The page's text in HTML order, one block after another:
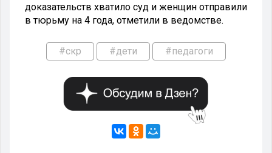
доказательств хватило суд и женщин отправили
в тюрьму на 4 года, отметили в ведомстве.
#скр #дети #педагоги